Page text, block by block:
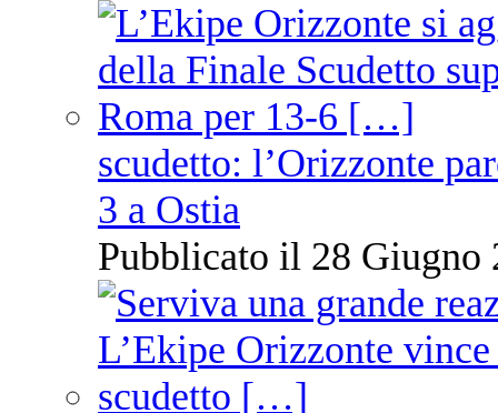
scudetto: l’Orizzonte
3 a Ostia
Pubblicato il 28 Giugno